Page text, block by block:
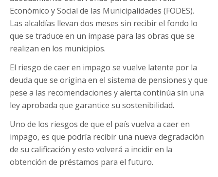
Económico y Social de las Municipalidades (FODES).
Las alcaldías llevan dos meses sin recibir el fondo lo
que se traduce en un impase para las obras que se
realizan en los municipios.
El riesgo de caer en impago se vuelve latente por la
deuda que se origina en el sistema de pensiones y que
pese a las recomendaciones y alerta continúa sin una
ley aprobada que garantice su sostenibilidad.
Uno de los riesgos de que el país vuelva a caer en
impago, es que podría recibir una nueva degradación
de su calificación y esto volverá a incidir en la
obtención de préstamos para el futuro.